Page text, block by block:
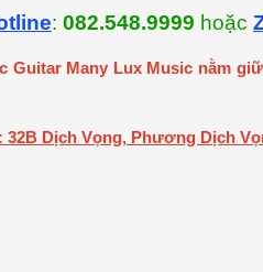
: 082.548.9999 hoặc
Guitar Many Lux Music nằm
Dịch Vọng, Phương Dịch